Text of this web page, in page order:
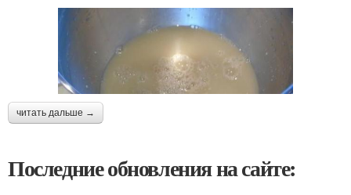
читать дальше →
Последние обновления на сайте: